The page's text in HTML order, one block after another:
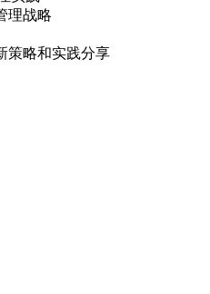
理战略
策略和实践分享